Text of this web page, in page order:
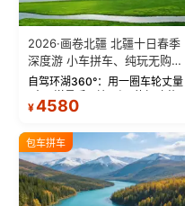
2026·画卷北疆 北疆十日春季
深度游 小车拼车、纯玩无购
物！
自驾环湖360°：用一圈车轮丈量
“大西洋最后一滴眼泪”的极致蔚
蓝。 赛湖旅拍：甄选多款风格服
绝美瞬间。 赛湖坦克300跟车视
频：专业摄影师...
¥4580
包车拼车